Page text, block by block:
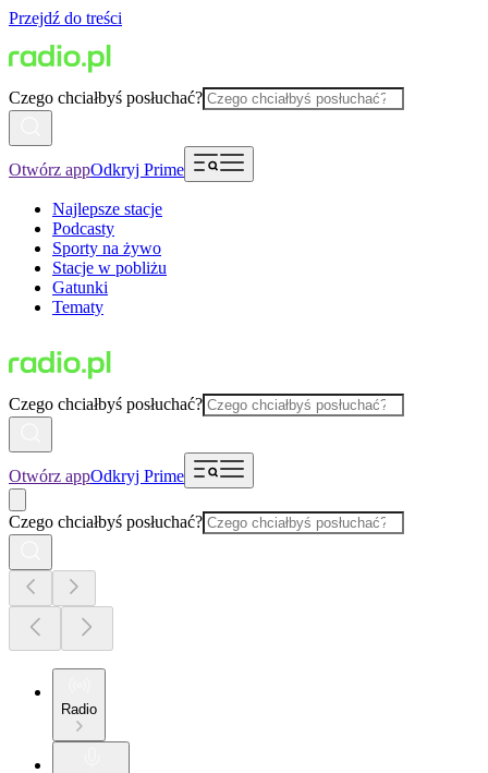
Przejdź do treści
Czego chciałbyś posłuchać?
Otwórz appOdkryj Prime
Najlepsze stacje
Podcasty
Sporty na żywo
Stacje w pobliżu
Gatunki
Tematy
Czego chciałbyś posłuchać?
Otwórz appOdkryj Prime
Czego chciałbyś posłuchać?
Radio